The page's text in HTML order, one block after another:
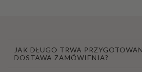
JAK DŁUGO TRWA
DOSTAWA ZAMÓWIENIA?